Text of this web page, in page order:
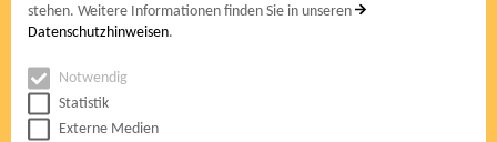
In der Gemeinschaft wohnenund dabei alle Vorzüge eines
Wohnanlagen in ganz Österreich bereits möglich. Mit modernen
Detaillösungen werden beste Schall- und Brandschutzwerte
erreicht. Hochgedämmte Gebäudehüllen halten die Heizkosten
auf niedrigstem Niveau.
stehen. Weitere Informationen finden Sie in unseren
Datenschutzhinweisen.
Notwendig
Statistik
Externe Medien